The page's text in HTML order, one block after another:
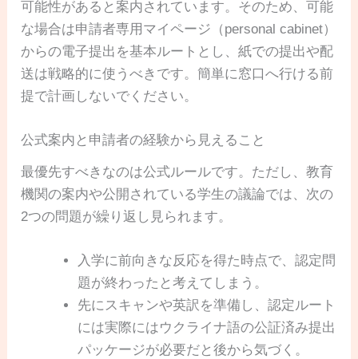
可能性があると案内されています。そのため、可能
な場合は申請者専用マイページ（personal cabinet）
からの電子提出を基本ルートとし、紙での提出や配
送は戦略的に使うべきです。簡単に窓口へ行ける前
提で計画しないでください。
公式案内と申請者の経験から見えること
最優先すべきなのは公式ルールです。ただし、教育
機関の案内や公開されている学生の議論では、次の
2つの問題が繰り返し見られます。
入学に前向きな反応を得た時点で、認定問
題が終わったと考えてしまう。
先にスキャンや英訳を準備し、認定ルート
には実際にはウクライナ語の公証済み提出
パッケージが必要だと後から気づく。